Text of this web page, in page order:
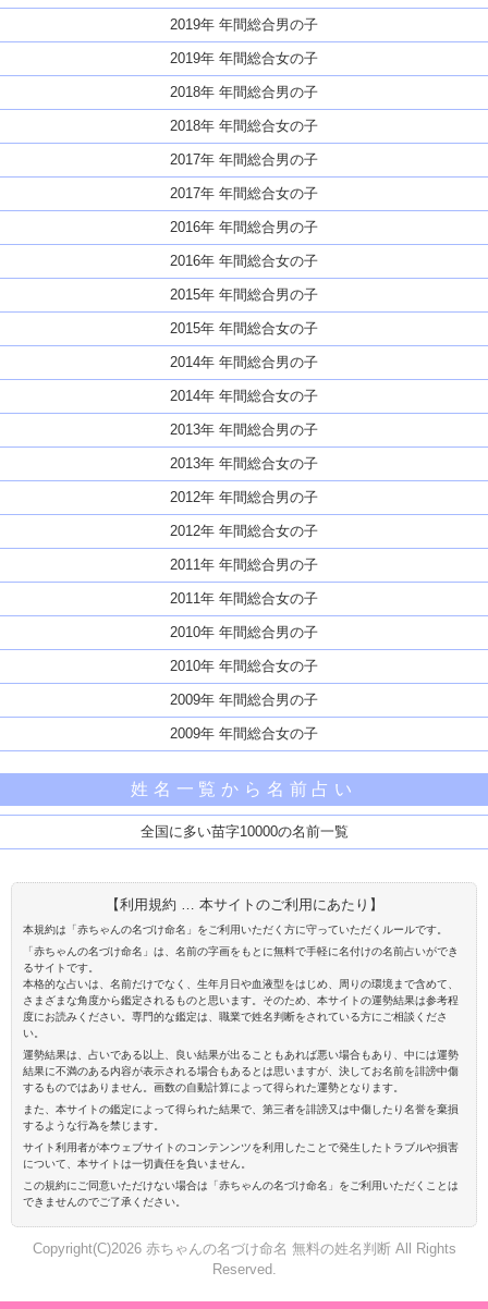
2019年 年間総合男の子
2019年 年間総合女の子
2018年 年間総合男の子
2018年 年間総合女の子
2017年 年間総合男の子
2017年 年間総合女の子
2016年 年間総合男の子
2016年 年間総合女の子
2015年 年間総合男の子
2015年 年間総合女の子
2014年 年間総合男の子
2014年 年間総合女の子
2013年 年間総合男の子
2013年 年間総合女の子
2012年 年間総合男の子
2012年 年間総合女の子
2011年 年間総合男の子
2011年 年間総合女の子
2010年 年間総合男の子
2010年 年間総合女の子
2009年 年間総合男の子
2009年 年間総合女の子
姓名一覧から名前占い
全国に多い苗字10000の名前一覧
【利用規約 … 本サイトのご利用にあたり】
本規約は「赤ちゃんの名づけ命名」をご利用いただく方に守っていただくルールです。
「赤ちゃんの名づけ命名」は、名前の字画をもとに無料で手軽に名付けの名前占いができ
るサイトです。
本格的な占いは、名前だけでなく、生年月日や血液型をはじめ、周りの環境まで含めて、
さまざまな角度から鑑定されるものと思います。そのため、本サイトの運勢結果は参考程
度にお読みください。専門的な鑑定は、職業で姓名判断をされている方にご相談くださ
い。
運勢結果は、占いである以上、良い結果が出ることもあれば悪い場合もあり、中には運勢
結果に不満のある内容が表示される場合もあるとは思いますが、決してお名前を誹謗中傷
するものではありません。画数の自動計算によって得られた運勢となります。
また、本サイトの鑑定によって得られた結果で、第三者を誹謗又は中傷したり名誉を棄損
するような行為を禁じます。
サイト利用者が本ウェブサイトのコンテンンツを利用したことで発生したトラブルや損害
について、本サイトは一切責任を負いません。
この規約にご同意いただけない場合は「赤ちゃんの名づけ命名」をご利用いただくことは
できませんのでご了承ください。
Copyright(C)2026 赤ちゃんの名づけ命名 無料の姓名判断 All Rights
Reserved.